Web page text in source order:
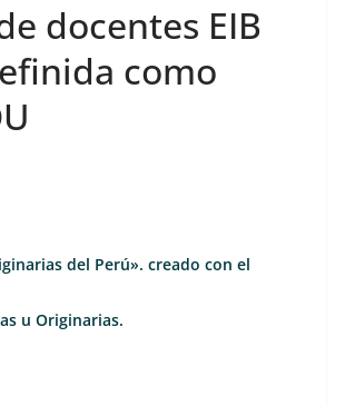
docentes EIB
como
del Perú». creado con el
u Originarias.